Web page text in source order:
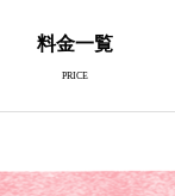
料金一覧
PRICE